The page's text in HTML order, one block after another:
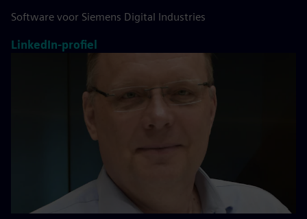
Software voor Siemens Digital Industries
LinkedIn-profiel